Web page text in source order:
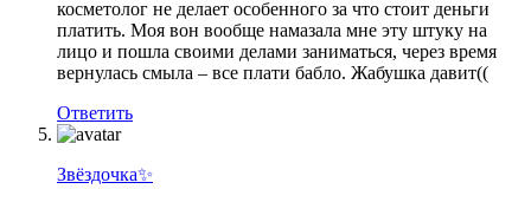
косметолог не делает особенного за что стоит деньги
платить. Моя вон вообще намазала мне эту штуку на
лицо и пошла своими делами заниматься, через время
вернулась смыла – все плати бабло. Жабушка давит((
Ответить
Звёздочка✨